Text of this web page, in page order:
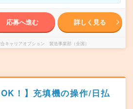
応募へ進む 詳しく見る
キャリアオプション 製造事業部（全国）
OK！】充填機の操作/日払